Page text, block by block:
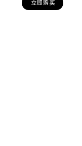
立即购买